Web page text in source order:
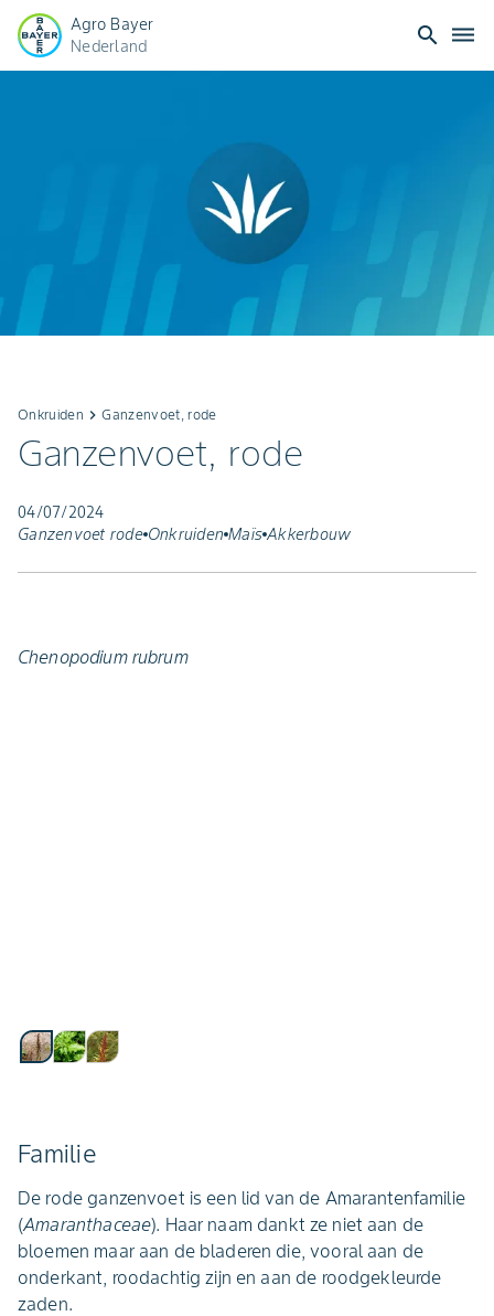
Agro Bayer
Nederland
search dehaze
Onkruiden keyboard_arrow_rightGanzenvoet, rode
Ganzenvoet, rode
04/07/2024
Ganzenvoet rode Onkruiden Maïs Akkerbouw
Chenopodium rubrum
Familie
De rode ganzenvoet is een lid van de Amarantenfamilie
(Amaranthaceae). Haar naam dankt ze niet aan de
bloemen maar aan de bladeren die, vooral aan de
onderkant, roodachtig zijn en aan de roodgekleurde
zaden.